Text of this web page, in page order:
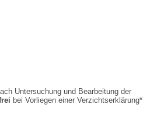
Untersuchung und Bearbeitung der
bei Vorliegen einer Verzichtserklärung*